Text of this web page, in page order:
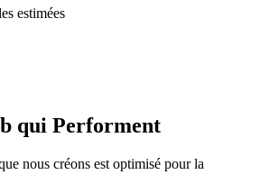
estimées
qui Performent
nous créons est optimisé pour la